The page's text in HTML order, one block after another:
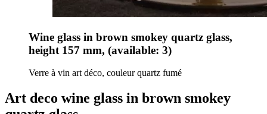
Wine glass in brown smokey quartz glass,
height 157 mm, (available: 3)
Verre à vin art déco, couleur quartz fumé
Art deco wine glass in brown smokey